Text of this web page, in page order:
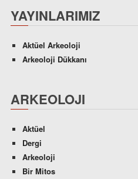
YAYINLARIMIZ
Aktüel Arkeoloji
Arkeoloji Dükkanı
ARKEOLOJI
Aktüel
Dergi
Arkeoloji
Bir Mitos